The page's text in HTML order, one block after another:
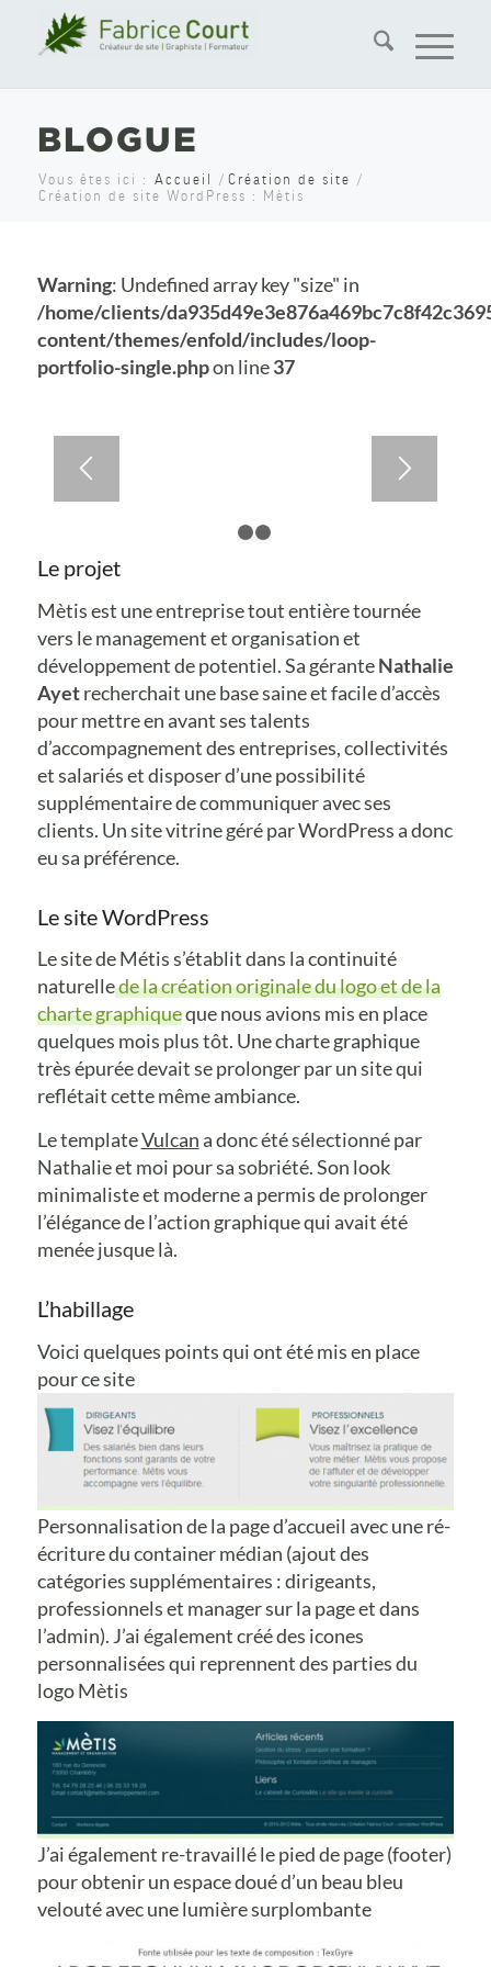
BLOGUE
Vous êtes ici : Accueil / Création de site /
Création de site WordPress : Mètis
Warning: Undefined array key "size" in
/home/clients/
content/themes/enfold/includes/loop-
portfolio-single.phpon line37
Le projet
Mètis est une entreprise tout entière tournée
vers le management et organisation et
développement de potentiel. Sa géranteNathalie
Ayetrecherchait une base saine et facile d’accès
pour mettre en avant ses talents
d’accompagnement des entreprises, collectivités
et salariés et disposer d’une possibilité
supplémentaire de communiquer avec ses
clients. Un site vitrine géré par WordPress a donc
eu sa préférence.
Le site WordPress
Le site de Métis s’établit dans la continuité
naturellede la création originale du logo et de la
charte graphiqueque nous avions mis en place
quelques mois plus tôt. Une charte graphique
très épurée devait se prolonger par un site qui
reflétait cette même ambiance.
Le templateVulcana donc été sélectionné par
Nathalie et moi pour sa sobriété. Son look
minimaliste et moderne a permis de prolonger
l’élégance de l’action graphique qui avait été
menée jusque là.
L’habillage
Voici quelques points qui ont été mis en place
pour ce site
Personnalisation de la page d’accueil avec une ré-
écriture du container médian (ajout des
catégories supplémentaires : dirigeants,
professionnels et manager sur la page et dans
l’admin). J’ai également créé des icones
personnalisées qui reprennent des parties du
logo Mètis
J’ai également re-travaillé le pied de page (footer)
pour obtenir un espace doué d’un beau bleu
velouté avec une lumière surplombante